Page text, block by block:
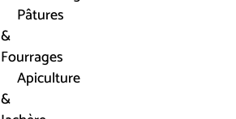
Pâtures
&
Fourrages
Apiculture
&